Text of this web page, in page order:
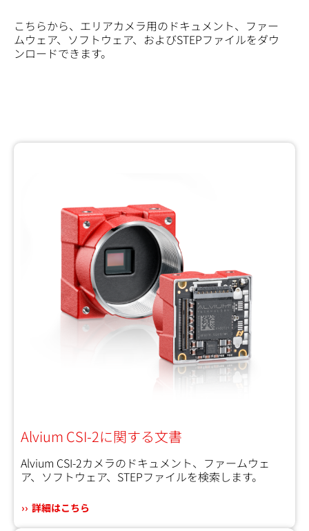
こちらから、エリアカメラ用のドキュメント、ファー
ムウェア、ソフトウェア、およびSTEPファイルをダウ
ンロードできます。
Alvium CSI-2に関する文書
Alvium CSI-2カメラのドキュメント、ファームウェ
ア、ソフトウェア、STEPファイルを検索します。
詳細はこちら